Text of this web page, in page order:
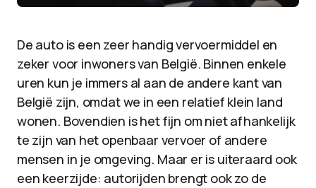
De auto is een zeer handig vervoermiddel en
zeker voor inwoners van België. Binnen enkele
uren kun je immers al aan de andere kant van
België zijn, omdat we in een relatief klein land
wonen. Bovendien is het fijn om niet afhankelijk
te zijn van het openbaar vervoer of andere
mensen in je omgeving. Maar er is uiteraard ook
een keerzijde: autorijden brengt ook zo de